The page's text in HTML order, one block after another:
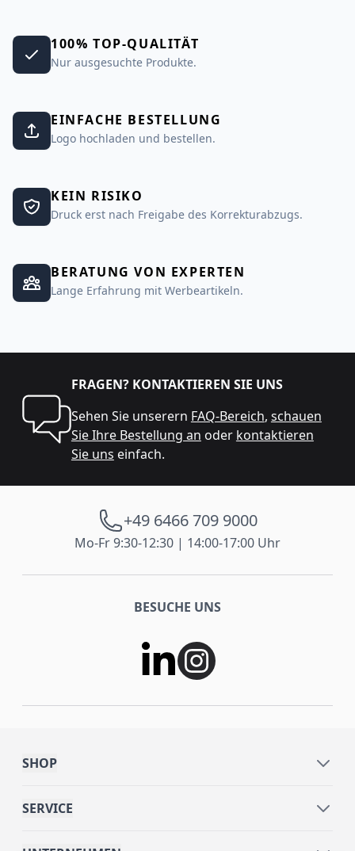
100% TOP-QUALITÄT
Nur ausgesuchte Produkte.
EINFACHE BESTELLUNG
Logo hochladen und bestellen.
KEIN RISIKO
Druck erst nach Freigabe des Korrekturabzugs.
BERATUNG VON EXPERTEN
Lange Erfahrung mit Werbeartikeln.
FRAGEN? KONTAKTIEREN SIE UNS
Sehen Sie unserern FAQ-Bereich, schauen
Sie Ihre Bestellung an oder kontaktieren
Sie uns einfach.
+49 6466 709 9000
Mo-Fr 9:30-12:30 | 14:00-17:00 Uhr
BESUCHE UNS
SHOP
SERVICE